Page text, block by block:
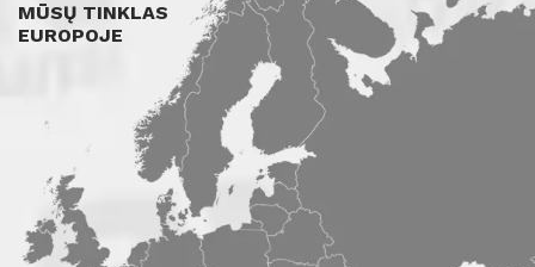
MŪSŲ TINKLAS
EUROPOJE